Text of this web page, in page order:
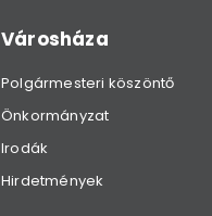
Városháza
Polgármesteri köszöntő
Önkormányzat
Irodák
Hirdetmények